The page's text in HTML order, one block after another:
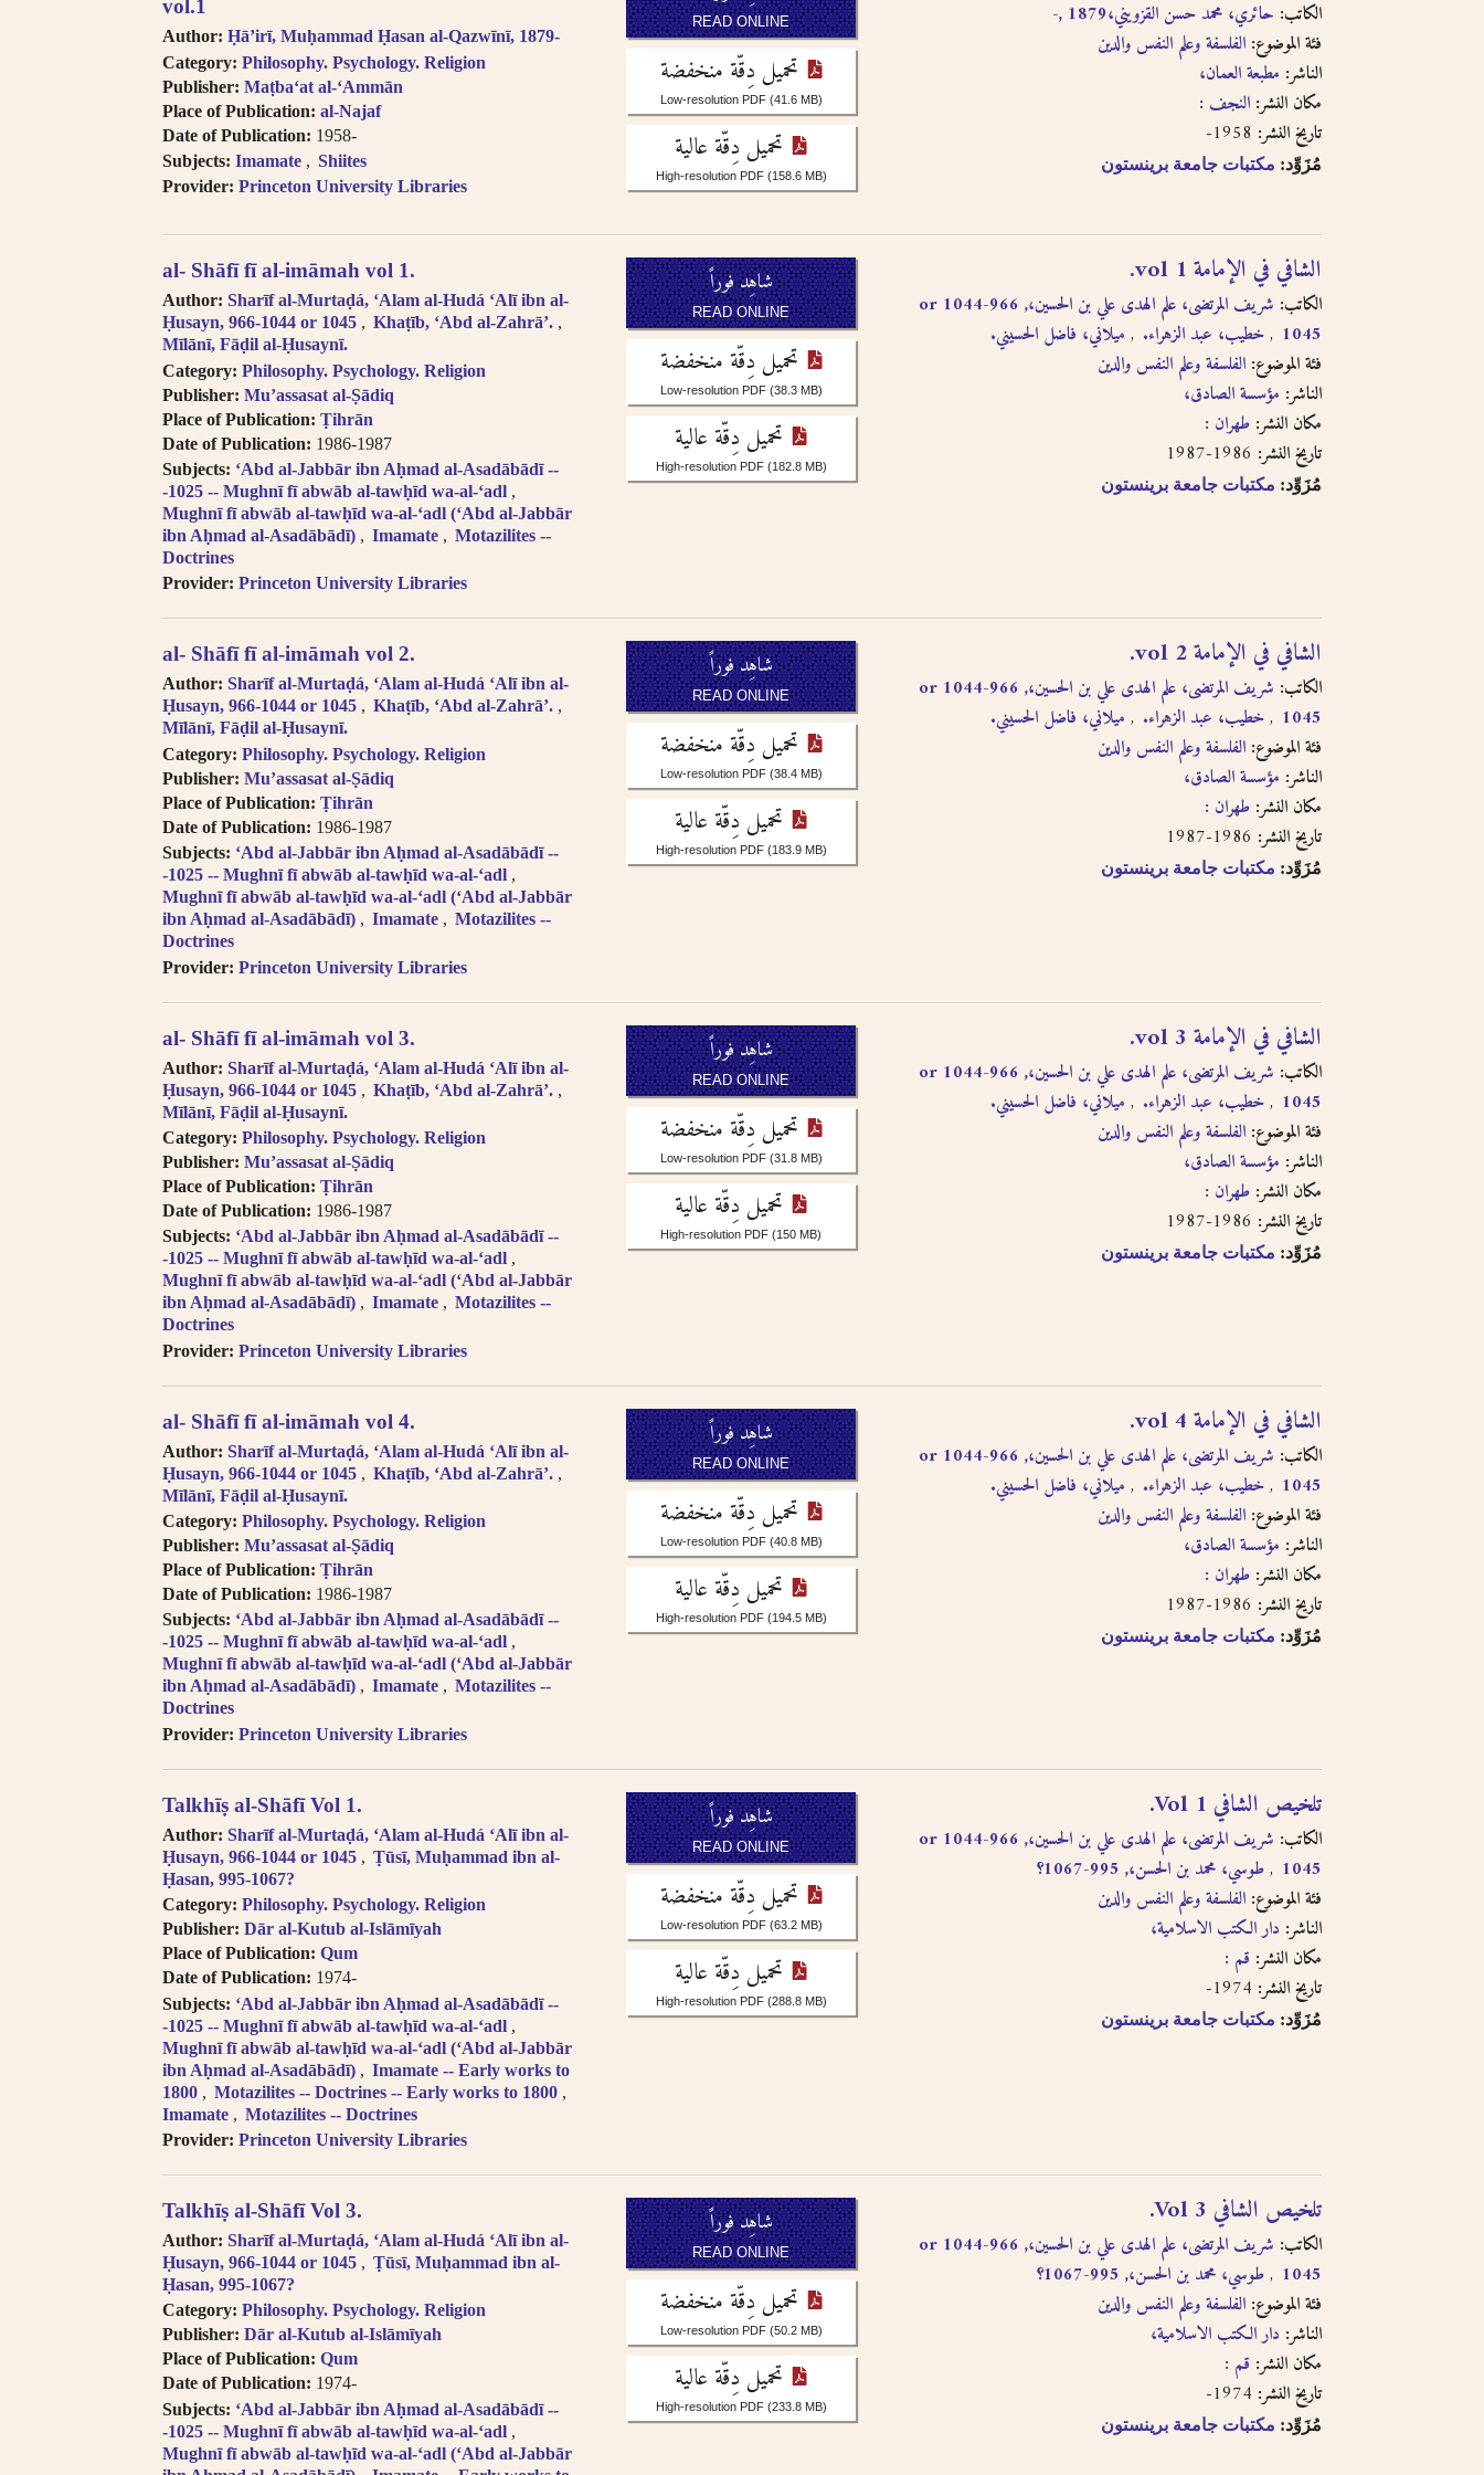
vol.1
Author: Ḥāʼirī, Muḥammad Ḥasan al-Qazwīnī, 1879-
Category: Philosophy. Psychology. Religion
Publisher: Maṭbaʻat al-ʻAmmān
Place of Publication: al-Najaf
Date of Publication: 1958-
Subjects: Imamate
Shiites
Provider: Princeton University Libraries
READ ONLINE
تحميل دِقّة منخفضة
Low-resolution PDF (41.6 MB)
تحميل دِقّة عالية
High-resolution PDF (158.6 MB)
الكاتب: حائري، محمد حسن القزويني،‎, 1879-
فئة الموضوع: الفلسفة وعلم النفس والدين
الناشر: مطبعة العمان،‎
مكان النشر: النجف :‎
تاريخ النشر:
مُزَوِّد: مكتبات جامعة برينستون
al- Shāfī fī al-imāmah vol 1.
Author: Sharīf al-Murtaḍá, ʻAlam al-Hudá ʻAlī ibn al-
Ḥusayn, 966-1044 or 1045
Khaṭīb, ʻAbd al-Zahrāʼ.
Mīlānī, Fāḍil al-Ḥusaynī.
Category: Philosophy. Psychology. Religion
Publisher: Muʼassasat al-Ṣādiq
Place of Publication: Ṭihrān
Date of Publication: 1986-1987
Subjects: ʻAbd al-Jabbār ibn Aḥmad al-Asadābādī --
-1025 -- Mughnī fī abwāb al-tawḥīd wa-al-ʻadl
Mughnī fī abwāb al-tawḥīd wa-al-ʻadl (ʻAbd al-Jabbār
ibn Aḥmad al-Asadābādī)
Imamate
Motazilites --
Doctrines
Provider: Princeton University Libraries
شاهِد فوراً
READ ONLINE
تحميل دِقّة منخفضة
Low-resolution PDF (38.3 MB)
تحميل دِقّة عالية
High-resolution PDF (182.8 MB)
الشافي في الإمامة vol 1.
الكاتب:
شريف المرتضى، علم الهدى علي بن الحسين،, 966-1044 or
1045
خطيب، عبد الزهراء.
ميلاني، فاضل الحسيني.
فئة الموضوع: الفلسفة وعلم النفس والدين
الناشر: مؤسسة الصادق،
مكان النشر: طهران :
تاريخ النشر:
مُزَوِّد: مكتبات جامعة برينستون
al- Shāfī fī al-imāmah vol 2.
Author: Sharīf al-Murtaḍá, ʻAlam al-Hudá ʻAlī ibn al-
Ḥusayn, 966-1044 or 1045
Khaṭīb, ʻAbd al-Zahrāʼ.
Mīlānī, Fāḍil al-Ḥusaynī.
Category: Philosophy. Psychology. Religion
Publisher: Muʼassasat al-Ṣādiq
Place of Publication: Ṭihrān
Date of Publication: 1986-1987
Subjects: ʻAbd al-Jabbār ibn Aḥmad al-Asadābādī --
-1025 -- Mughnī fī abwāb al-tawḥīd wa-al-ʻadl
Mughnī fī abwāb al-tawḥīd wa-al-ʻadl (ʻAbd al-Jabbār
ibn Aḥmad al-Asadābādī)
Imamate
Motazilites --
Doctrines
Provider: Princeton University Libraries
شاهِد فوراً
READ ONLINE
تحميل دِقّة منخفضة
Low-resolution PDF (38.4 MB)
تحميل دِقّة عالية
High-resolution PDF (183.9 MB)
الشافي في الإمامة vol 2.
الكاتب:
شريف المرتضى، علم الهدى علي بن الحسين،, 966-1044 or
1045
خطيب، عبد الزهراء.
ميلاني، فاضل الحسيني.
فئة الموضوع: الفلسفة وعلم النفس والدين
الناشر: مؤسسة الصادق،
مكان النشر: طهران :
تاريخ النشر:
مُزَوِّد: مكتبات جامعة برينستون
al- Shāfī fī al-imāmah vol 3.
Author: Sharīf al-Murtaḍá, ʻAlam al-Hudá ʻAlī ibn al-
Ḥusayn, 966-1044 or 1045
Khaṭīb, ʻAbd al-Zahrāʼ.
Mīlānī, Fāḍil al-Ḥusaynī.
Category: Philosophy. Psychology. Religion
Publisher: Muʼassasat al-Ṣādiq
Place of Publication: Ṭihrān
Date of Publication: 1986-1987
Subjects: ʻAbd al-Jabbār ibn Aḥmad al-Asadābādī --
-1025 -- Mughnī fī abwāb al-tawḥīd wa-al-ʻadl
Mughnī fī abwāb al-tawḥīd wa-al-ʻadl (ʻAbd al-Jabbār
ibn Aḥmad al-Asadābādī)
Imamate
Motazilites --
Doctrines
Provider: Princeton University Libraries
شاهِد فوراً
READ ONLINE
تحميل دِقّة منخفضة
Low-resolution PDF (31.8 MB)
تحميل دِقّة عالية
High-resolution PDF (150 MB)
الشافي في الإمامة vol 3.
الكاتب:
شريف المرتضى، علم الهدى علي بن الحسين،, 966-1044 or
1045
خطيب، عبد الزهراء.
ميلاني، فاضل الحسيني.
فئة الموضوع: الفلسفة وعلم النفس والدين
الناشر: مؤسسة الصادق،
مكان النشر: طهران :
تاريخ النشر:
مُزَوِّد: مكتبات جامعة برينستون
al- Shāfī fī al-imāmah vol 4.
Author: Sharīf al-Murtaḍá, ʻAlam al-Hudá ʻAlī ibn al-
Ḥusayn, 966-1044 or 1045
Khaṭīb, ʻAbd al-Zahrāʼ.
Mīlānī, Fāḍil al-Ḥusaynī.
Category: Philosophy. Psychology. Religion
Publisher: Muʼassasat al-Ṣādiq
Place of Publication: Ṭihrān
Date of Publication: 1986-1987
Subjects: ʻAbd al-Jabbār ibn Aḥmad al-Asadābādī --
-1025 -- Mughnī fī abwāb al-tawḥīd wa-al-ʻadl
Mughnī fī abwāb al-tawḥīd wa-al-ʻadl (ʻAbd al-Jabbār
ibn Aḥmad al-Asadābādī)
Imamate
Motazilites --
Doctrines
Provider: Princeton University Libraries
شاهِد فوراً
READ ONLINE
تحميل دِقّة منخفضة
Low-resolution PDF (40.8 MB)
تحميل دِقّة عالية
High-resolution PDF (194.5 MB)
الشافي في الإمامة vol 4.
الكاتب:
شريف المرتضى، علم الهدى علي بن الحسين،, 966-1044 or
1045
خطيب، عبد الزهراء.
ميلاني، فاضل الحسيني.
فئة الموضوع: الفلسفة وعلم النفس والدين
الناشر: مؤسسة الصادق،
مكان النشر: طهران :
تاريخ النشر:
مُزَوِّد: مكتبات جامعة برينستون
Talkhīṣ al-Shāfī Vol 1.
Author: Sharīf al-Murtaḍá, ʻAlam al-Hudá ʻAlī ibn al-
Ḥusayn, 966-1044 or 1045
Ṭūsī, Muḥammad ibn al-
Ḥasan, 995-1067?
Category: Philosophy. Psychology. Religion
Publisher: Dār al-Kutub al-Islāmīyah
Place of Publication: Qum
Date of Publication: 1974-
Subjects: ʻAbd al-Jabbār ibn Aḥmad al-Asadābādī --
-1025 -- Mughnī fī abwāb al-tawḥīd wa-al-ʻadl
Mughnī fī abwāb al-tawḥīd wa-al-ʻadl (ʻAbd al-Jabbār
ibn Aḥmad al-Asadābādī)
Imamate -- Early works to
1800
Motazilites -- Doctrines -- Early works to 1800
Imamate
Motazilites -- Doctrines
Provider: Princeton University Libraries
شاهِد فوراً
READ ONLINE
تحميل دِقّة منخفضة
Low-resolution PDF (63.2 MB)
تحميل دِقّة عالية
High-resolution PDF (288.8 MB)
تلخيص الشافي Vol 1.
الكاتب:
شريف المرتضى، علم الهدى علي بن الحسين،, 966-1044 or
1045
طوسي، محمد بن الحسن،, 995-1067؟
فئة الموضوع: الفلسفة وعلم النفس والدين
الناشر: دار الكتب الاسلامية،
مكان النشر: قم :
تاريخ النشر:
مُزَوِّد: مكتبات جامعة برينستون
Talkhīṣ al-Shāfī Vol 3.
Author: Sharīf al-Murtaḍá, ʻAlam al-Hudá ʻAlī ibn al-
Ḥusayn, 966-1044 or 1045
Ṭūsī, Muḥammad ibn al-
Ḥasan, 995-1067?
Category: Philosophy. Psychology. Religion
Publisher: Dār al-Kutub al-Islāmīyah
Place of Publication: Qum
Date of Publication: 1974-
Subjects: ʻAbd al-Jabbār ibn Aḥmad al-Asadābādī --
-1025 -- Mughnī fī abwāb al-tawḥīd wa-al-ʻadl
Mughnī fī abwāb al-tawḥīd wa-al-ʻadl (ʻAbd al-Jabbār
شاهِد فوراً
READ ONLINE
تحميل دِقّة منخفضة
Low-resolution PDF (50.2 MB)
تحميل دِقّة عالية
High-resolution PDF (233.8 MB)
تلخيص الشافي Vol 3.
الكاتب:
شريف المرتضى، علم الهدى علي بن الحسين،, 966-1044 or
1045
طوسي، محمد بن الحسن،, 995-1067؟
فئة الموضوع: الفلسفة وعلم النفس والدين
الناشر: دار الكتب الاسلامية،
مكان النشر: قم :
تاريخ النشر:
مُزَوِّد: مكتبات جامعة برينستون